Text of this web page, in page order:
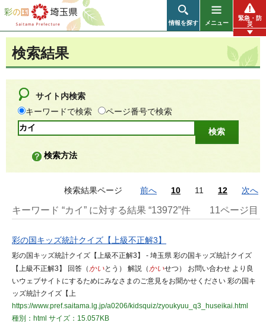
彩の国 埼玉県
情報を探す メニュー
緊急・防
災
検索結果
サイト内検索
キーワードで検索
ページ番号で検索
検索方法
検索結果ページ 前へ 10 11 12 次へ
キーワード “カイ” に対する結果 “13972”件 11ページ目
彩の国キッズ統計クイズ【上級不正解3】
彩の国キッズ統計クイズ【上級不正解3】 - 埼玉県 彩の国キッズ統計クイズ
【上級不正解3】 回答（ かいとう） 解説（ かいせつ） お問い合わせ より良
いウェブサイトにするためにみなさまのご意見をお聞かせください 彩の国キ
ッズ統計クイズ【上
https://www.pref.saitama.lg.jp/a0206/kidsquiz/zyoukyuu_q3_huseikai.html
種別：html サイズ：15.057KB